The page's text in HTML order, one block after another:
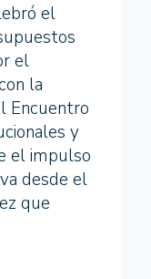
el
el
la
Encuentro
y
el impulso
desde el
que